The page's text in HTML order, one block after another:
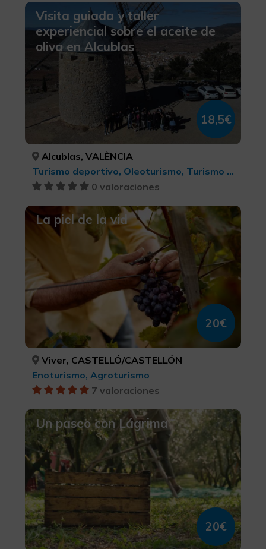
Visita guiada y taller
experiencial sobre el aceite de
oliva en Alcublas
18,5€
Alcublas, VALÈNCIA
Turismo deportivo, Oleoturismo, Turismo rural y natural, Agroturismo, Senderismo, Turismo rural, Turismo gastronómico, Turismo cultural
0 valoraciones
La piel de la vid
20€
Viver, CASTELLÓ/CASTELLÓN
Enoturismo, Agroturismo
7 valoraciones
Un paseo con Lágrima
20€